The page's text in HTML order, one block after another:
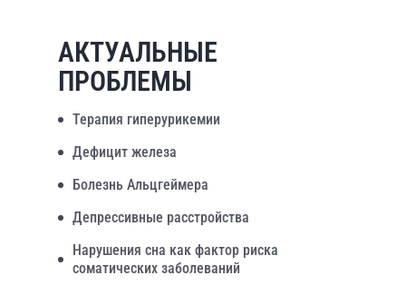
АКТУАЛЬНЫЕ
ПРОБЛЕМЫ
Терапия гиперурикемии
Дефицит железа
Болезнь Альцгеймера
Депрессивные расстройства
Нарушения сна как фактор риска
соматических заболеваний